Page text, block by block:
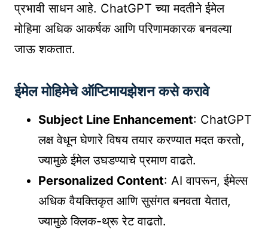
प्रभावी साधन आहे. ChatGPT च्या मदतीने ईमेल
मोहिमा अधिक आकर्षक आणि परिणामकारक बनवल्या
जाऊ शकतात.
ईमेल मोहिमेचे ऑप्टिमायझेशन कसे करावे
Subject Line Enhancement: ChatGPT
लक्ष वेधून घेणारे विषय तयार करण्यात मदत करतो,
ज्यामुळे ईमेल उघडण्याचे प्रमाण वाढते.
Personalized Content: AI वापरून, ईमेल्स
अधिक वैयक्तिकृत आणि सुसंगत बनवता येतात,
ज्यामुळे क्लिक-थ्रू रेट वाढतो.